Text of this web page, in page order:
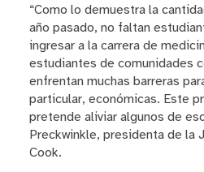
“Como lo demuestra la
año pasado, no faltan
ingresar a la carrera de
estudiantes de comunidades
enfrentan muchas barreras
particular, económicas. Este
pretende aliviar algunos de
Preckwinkle, presidenta de la
Cook.